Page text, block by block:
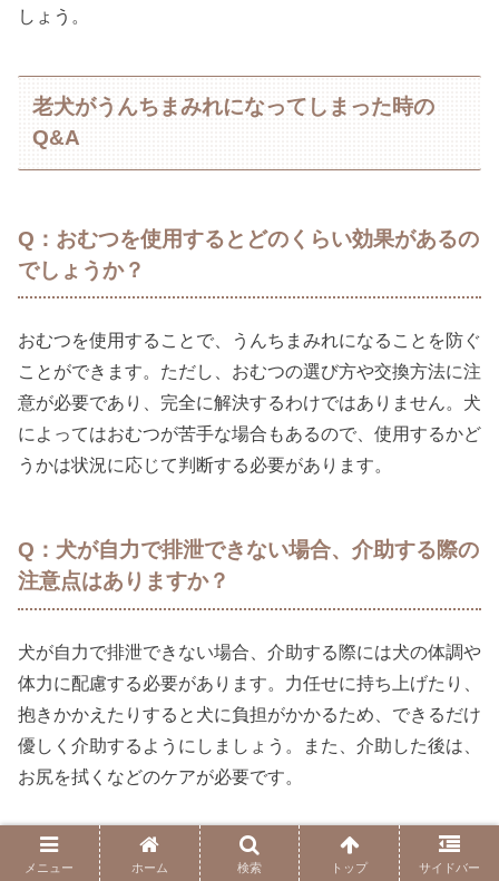
しょう。
老犬がうんちまみれになってしまった時の
Q&A
Q：おむつを使用するとどのくらい効果があるの
でしょうか？
おむつを使用することで、うんちまみれになることを防ぐ
ことができます。ただし、おむつの選び方や交換方法に注
意が必要であり、完全に解決するわけではありません。犬
によってはおむつが苦手な場合もあるので、使用するかど
うかは状況に応じて判断する必要があります。
Q：犬が自力で排泄できない場合、介助する際の
注意点はありますか？
犬が自力で排泄できない場合、介助する際には犬の体調や
体力に配慮する必要があります。力任せに持ち上げたり、
抱きかかえたりすると犬に負担がかかるため、できるだけ
優しく介助するようにしましょう。また、介助した後は、
お尻を拭くなどのケアが必要です。
Q：うんちまみれになってしまった場合の対処法
メニュー ホーム 検索 トップ サイドバー